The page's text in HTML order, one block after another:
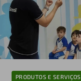
PRODUTOS E SERVIÇOS